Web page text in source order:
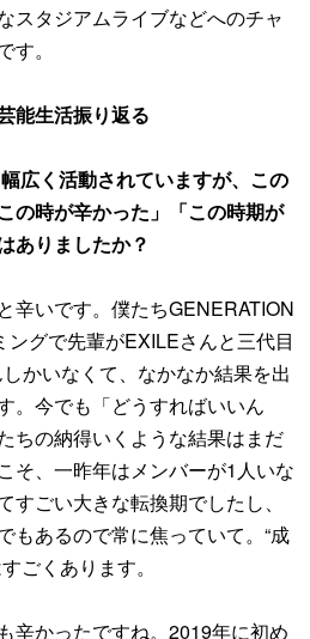
スタジアムライブなどへのチャ
。
能生活振り返る
広く活動されていますが、この
の時が辛かった」「この時期が
ありましたか？
いです。僕たちGENERATION
グで先輩がEXILEさんと三代目
かいなくて、なかなか結果を出
。今でも「どうすればいいん
ちの納得いくような結果はまだ
そ、一昨年はメンバーが1人いな
すごい大きな転換期でしたし、
もあるので常に焦っていて。“成
ごくあります。
辛かったですね。2019年に初め